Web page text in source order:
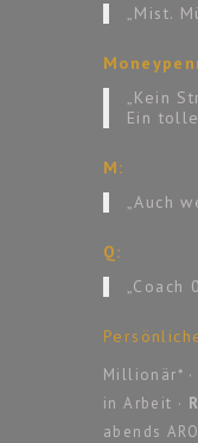
„Mist.
„Kein
Ein
M:
„Auch
Q:
Millionär* ·
in Arbeit ·
abends